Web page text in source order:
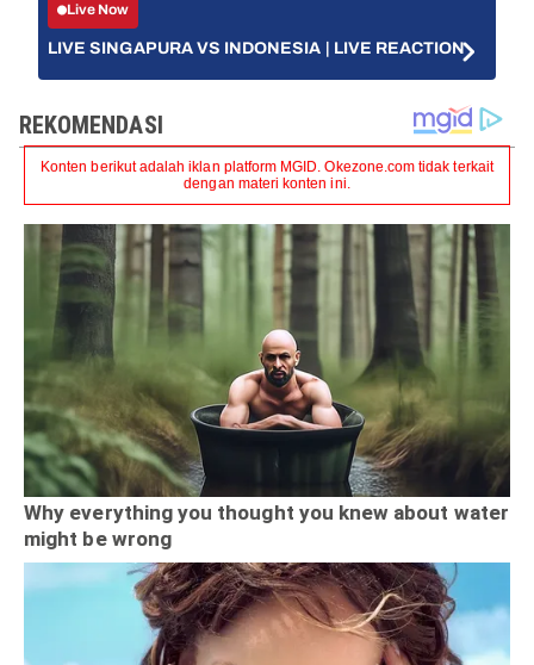
Live Now
LIVE SINGAPURA VS INDONESIA | LIVE REACTION